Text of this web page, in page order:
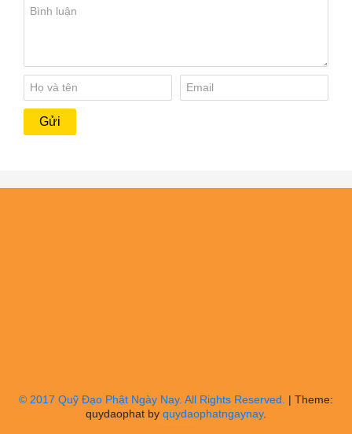
© 2017 Quỹ Đạo Phật Ngày Nay. All Rights Reserved. | Theme:
quydaophat by quydaophatngaynay.